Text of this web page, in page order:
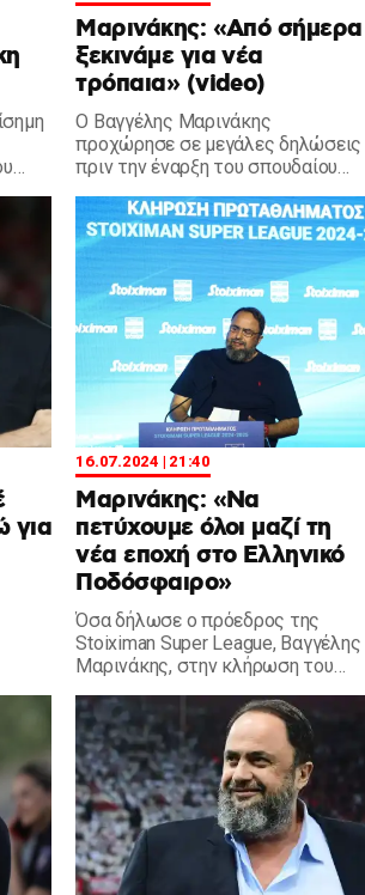
Μαρινάκης: «Από σήμερα
ξεκινάμε για νέα
τρόπαια» (video)
Ο Βαγγέλης Μαρινάκης
προχώρησε σε μεγάλες δηλώσεις
πριν την έναρξη του σπουδαίου
Φόρεστ!
για
16.07.2024 | 21:40
Μαρινάκης: «Να
πετύχουμε όλοι μαζί τη
νέα εποχή στο Ελληνικό
Ποδόσφαιρο»
Όσα δήλωσε ο πρόεδρος της
Stoiximan Super League, Βαγγέλης
Μαρινάκης, στην κλήρωση του